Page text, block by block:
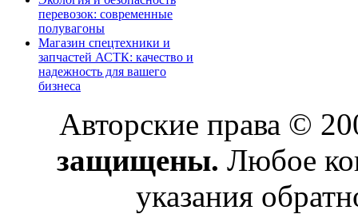
перевозок: современные
полувагоны
Магазин спецтехники и
запчастей АСТК: качество и
надежность для вашего
бизнеса
Авторские права ©
защищены. Любое
указания